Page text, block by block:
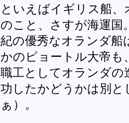
といえばイギリス船
のこと、さすが海運国
紀の優秀なオランダ
かのピョートル大帝も
職工としてオランダの
功したかどうかは別と
ぁ）。